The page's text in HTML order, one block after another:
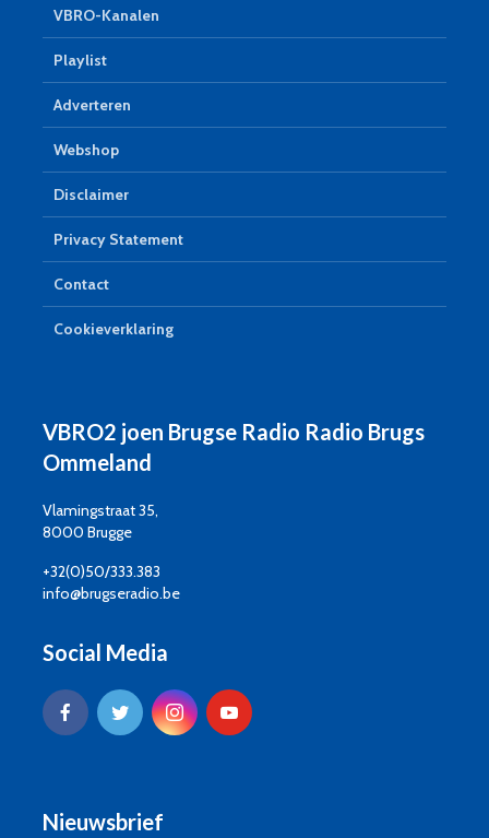
VBRO-Kanalen
Playlist
Adverteren
Webshop
Disclaimer
Privacy Statement
Contact
Cookieverklaring
VBRO2 joen Brugse Radio Radio Brugs
Ommeland
Vlamingstraat 35,
8000 Brugge
+32(0)50/333.383
info@brugseradio.be
Social Media
Nieuwsbrief